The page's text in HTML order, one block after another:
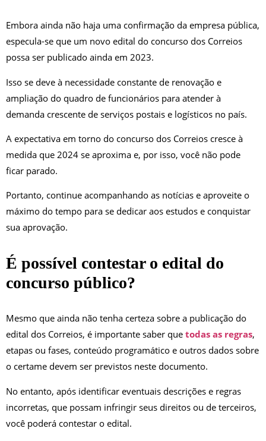
Embora ainda não haja uma confirmação da empresa pública,
especula-se que um novo edital do concurso dos Correios
possa ser publicado ainda em 2023.
Isso se deve à necessidade constante de renovação e
ampliação do quadro de funcionários para atender à
demanda crescente de serviços postais e logísticos no país.
A expectativa em torno do concurso dos Correios cresce à
medida que 2024 se aproxima e, por isso, você não pode
ficar parado.
Portanto, continue acompanhando as notícias e aproveite o
máximo do tempo para se dedicar aos estudos e conquistar
sua aprovação.
É possível contestar o edital do
concurso público?
Mesmo que ainda não tenha certeza sobre a publicação do
edital dos Correios, é importante saber que todas as regras,
etapas ou fases, conteúdo programático e outros dados sobre
o certame devem ser previstos neste documento.
No entanto, após identificar eventuais descrições e regras
incorretas, que possam infringir seus direitos ou de terceiros,
você poderá contestar o edital.